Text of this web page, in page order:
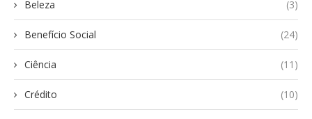
Beleza (3)
Benefício Social (24)
Ciência (11)
Crédito (10)